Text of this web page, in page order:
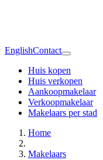
EnglishContact
Huis kopen
Huis verkopen
Aankoopmakelaar
Verkoopmakelaar
Makelaars per stad
Home
Makelaars